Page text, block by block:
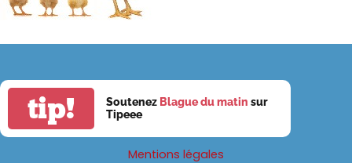
tip! Soutenez Blague du matin sur
Tipeee
Mentions légales